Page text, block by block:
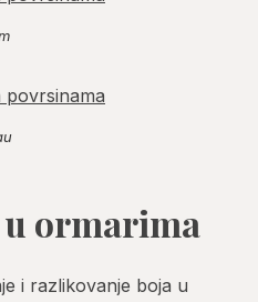
u ormarima
i razlikovanje boja u